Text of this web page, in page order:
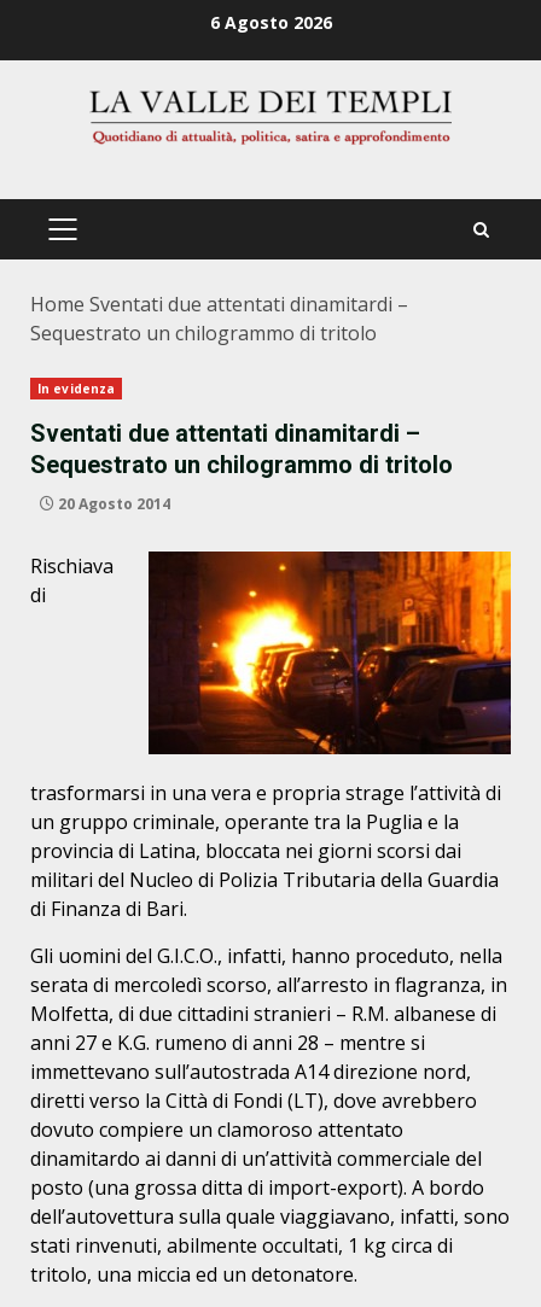
6 Agosto 2026
PRIMÄRES
Home Sventati due attentati dinamitardi –
Sequestrato un chilogrammo di tritolo
In evidenza
Sventati due attentati dinamitardi –
Sequestrato un chilogrammo di tritolo
20 Agosto 2014
Rischiava
di
trasformarsi in una vera e propria strage l’attività di
un gruppo criminale, operante tra la Puglia e la
provincia di Latina, bloccata nei giorni scorsi dai
militari del Nucleo di Polizia Tributaria della Guardia
di Finanza di Bari.
Gli uomini del G.I.C.O., infatti, hanno proceduto, nella
serata di mercoledì scorso, all’arresto in flagranza, in
Molfetta, di due cittadini stranieri – R.M. albanese di
anni 27 e K.G. rumeno di anni 28 – mentre si
immettevano sull’autostrada A14 direzione nord,
diretti verso la Città di Fondi (LT), dove avrebbero
dovuto compiere un clamoroso attentato
dinamitardo ai danni di un’attività commerciale del
posto (una grossa ditta di import-export). A bordo
dell’autovettura sulla quale viaggiavano, infatti, sono
stati rinvenuti, abilmente occultati, 1 kg circa di
tritolo, una miccia ed un detonatore.